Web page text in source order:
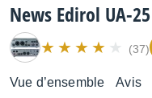
News Edirol UA-25
(37)
Vue d’ensemble Avis